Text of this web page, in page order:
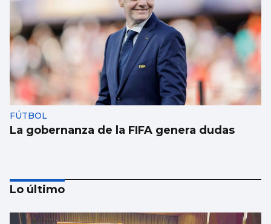
FÚTBOL
La gobernanza de la FIFA genera dudas
Lo último